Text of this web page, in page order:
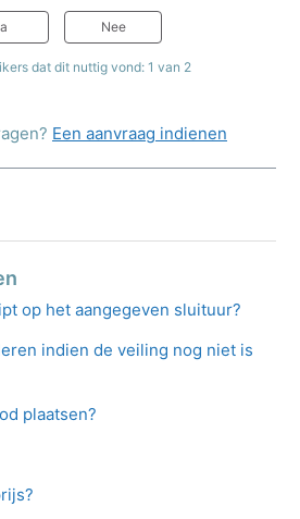
Nee
dat dit nuttig vond: 1 van 2
Een aanvraag indienen
op het aangegeven sluituur?
indien de veiling nog niet is
plaatsen?